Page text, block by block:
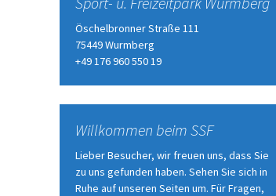
Öschelbronner Straße 111
75449 Wurmberg
+49 176 960 550 19
Willkommen beim SSF
Lieber Besucher, wir freuen uns, dass Sie
zu uns gefunden haben. Sehen Sie sich in
Ruhe auf unseren Seiten um. Für Fragen,